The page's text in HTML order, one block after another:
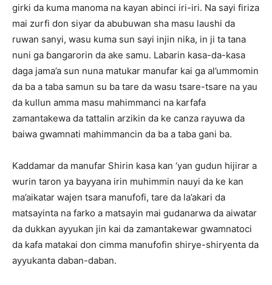
girki da kuma manoma na kayan abinci iri-iri. Na sayi firiza
mai zurfi don siyar da abubuwan sha masu laushi da
ruwan sanyi, wasu kuma sun sayi injin niƙa, in ji ta tana
nuni ga ɓangarorin da ake samu. Labarin kasa-da-kasa
daga jama’a sun nuna matukar manufar kai ga al’ummomin
da ba a taba samun su ba tare da wasu tsare-tsare na yau
da kullun amma masu mahimmanci na karfafa
zamantakewa da tattalin arzikin da ke canza rayuwa da
baiwa gwamnati mahimmancin da ba a taba gani ba.
Kaddamar da manufar Shirin kasa kan ‘yan gudun hijirar a
wurin taron ya bayyana irin muhimmin nauyi da ke kan
ma’aikatar wajen tsara manufofi, tare da la’akari da
matsayinta na farko a matsayin mai gudanarwa da aiwatar
da dukkan ayyukan jin kai da zamantakewar gwamnatoci
da kafa matakai don cimma manufofin shirye-shiryenta da
ayyukanta daban-daban.